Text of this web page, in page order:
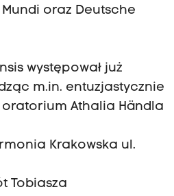
oraz Deutsche
występował już
m.in. entuzjastycznie
Athalia Händla
Krakowska ul.
Tobiasza